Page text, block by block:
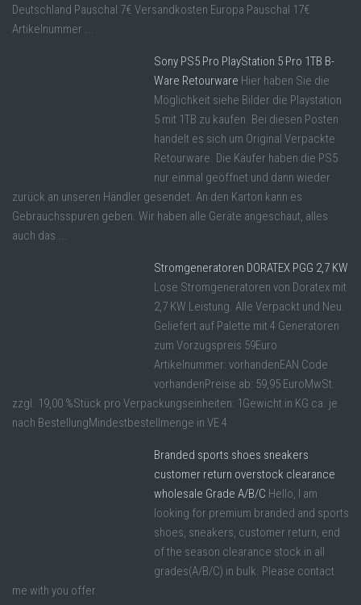
Deutschland Pauschal 7€ Versandkosten Europa Pauschal 17€
Artikelnummer ...
Sony PS5 Pro PlayStation 5 Pro 1TB B-
Ware Retourware Hier haben Sie die
Möglichkeit siehe Bilder die Playstation
5 mit 1TB zu kaufen. Bei diesen Posten
handelt es sich um Original Verpackte
Retourware. Die Käufer haben die PS5
nur einmal geöffnet und dann wieder
zurück an unseren Händler gesendet. An den Karton kann es
Gebrauchsspuren geben. Wir haben alle Geräte angeschaut, alles
auch das ...
Stromgeneratoren DORATEX PGG 2,7 KW
Lose Stromgeneratoren von Doratex mit
2,7 KW Leistung. Alle Verpackt und Neu.
Geliefert auf Palette mit 4 Generatoren
zum Vorzugspreis 59Euro
Artikelnummer: vorhandenEAN Code
vorhandenPreise ab: 59,95 EuroMwSt.
zzgl. 19,00 %Stück pro Verpackungseinheiten: 1Gewicht in KG ca. je
nach BestellungMindestbestellmenge in VE 4
Branded sports shoes sneakers
customer return overstock clearance
wholesale Grade A/B/C Hello, I am
looking for premium branded and sports
shoes, sneakers, customer return, end
of the season clearance stock in all
grades(A/B/C) in bulk. Please contact
me with you offer.